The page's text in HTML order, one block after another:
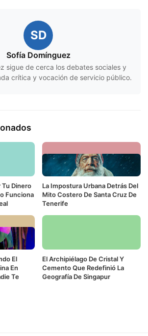
SD
Sofía Domínguez
sigue de cerca los debates sociales y
crítica y vocación de servicio público.
Tu Dinero
Funciona
La Impostura Urbana Detrás Del
Mito Costero De Santa Cruz De
Tenerife
El
En
Te
El Archipiélago De Cristal Y
Cemento Que Redefinió La
Geografía De Singapur